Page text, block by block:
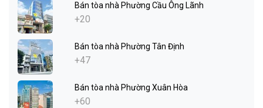
Bán tòa nhà Phường Cầu Ông Lãnh
+20
Bán tòa nhà Phường Tân Định
+47
Bán tòa nhà Phường Xuân Hòa
+60